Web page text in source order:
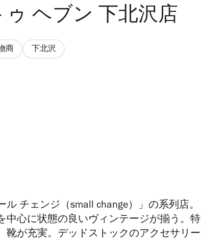
ヘブン 下北沢店
商 下北沢
チェンジ（small change）」の系列店。
中心に状態の良いヴィンテージが揃う。特
靴が充実。デッドストックのアクセサリー